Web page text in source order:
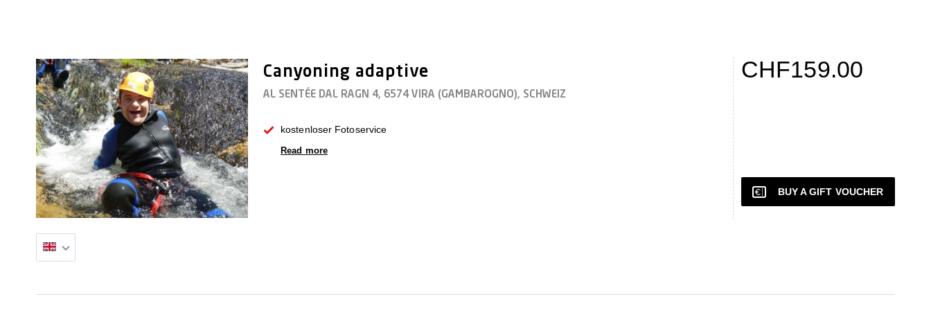
Canyoning adaptive
AL SENTÉE DAL RAGN 4, 6574 VIRA (GAMBAROGNO), SCHWEIZ
kostenloser Fotoservice
Read more
CHF159.00
BUY A GIFT VOUCHER